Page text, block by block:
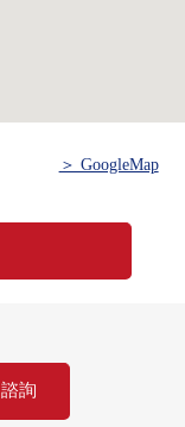
＞ GoogleMap
諮詢